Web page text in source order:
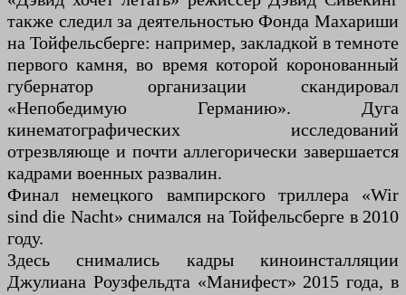
также следил за деятельностью Фонда Махариши
на Тойфельсберге: например, закладкой в ​​темноте
первого камня, во время которой коронованный
губернатор организации скандировал
«Непобедимую Германию». Дуга
кинематографических исследований
отрезвляюще и почти аллегорически завершается
кадрами военных развалин.
Финал немецкого вампирского триллера «Wir
sind die Nacht» снимался на Тойфельсберге в 2010
году.
Здесь снимались кадры киноинсталляции
Джулиана Роузфельдта «Манифест» 2015 года, в